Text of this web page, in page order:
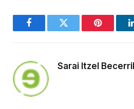
FacebookTwitter Pinterest
Sarai Itzel